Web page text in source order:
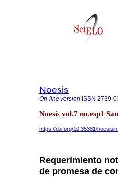
Noesis
On-line version ISSN 2739-
Noesis vol.7 no.esp1
https://doi.org/10.35381/
Requerimiento
de promesa de